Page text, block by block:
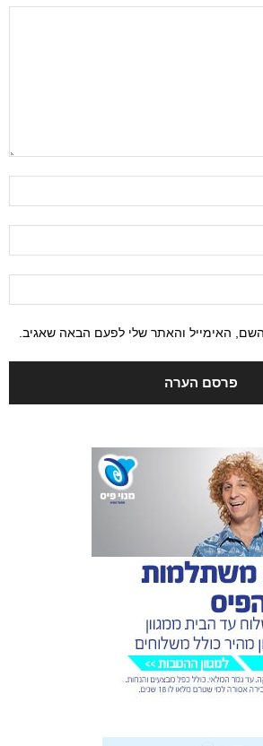
האימייל והאתר שלי לפעם הבאה שאגיב.